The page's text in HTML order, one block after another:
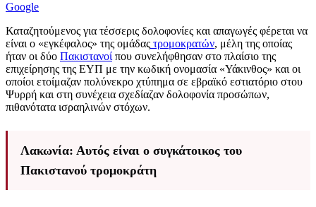
Google
Καταζητούμενος για τέσσερις δολοφονίες και απαγωγές φέρεται να
είναι ο «εγκέφαλος» της ομάδας τρομοκρατών, μέλη της οποίας
ήταν οι δύο Πακιστανοί που συνελήφθησαν στο πλαίσιο της
επιχείρησης της ΕΥΠ με την κωδική ονομασία «Υάκινθος» και οι
οποίοι ετοίμαζαν πολύνεκρο χτύπημα σε εβραϊκό εστιατόριο στου
Ψυρρή και στη συνέχεια σχεδίαζαν δολοφονία προσώπων,
πιθανότατα ισραηλινών στόχων.
Λακωνία: Αυτός είναι ο συγκάτοικος του
Πακιστανού τρομοκράτη